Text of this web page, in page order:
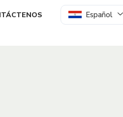
Español